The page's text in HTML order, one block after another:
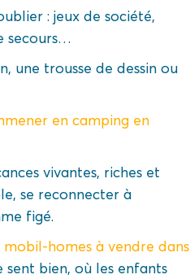
: jeux de société,
secours…
une trousse de dessin ou
en camping en
vivantes, riches et
se reconnecter à
figé.
mobil-homes à vendre dans
sent bien, où les enfants